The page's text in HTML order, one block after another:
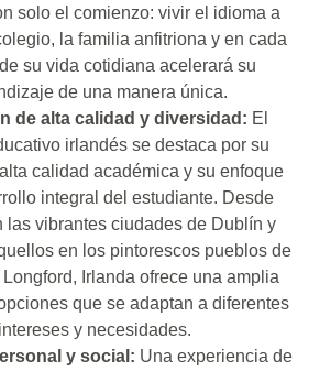
solo el comienzo: vivir el idioma a
la familia anfitriona y en cada
su vida cotidiana acelerará su
de una manera única.
de alta calidad y diversidad: El
irlandés se destaca por su
calidad académica y su enfoque
integral del estudiante. Desde
las vibrantes ciudades de Dublín y
en los pintorescos pueblos de
Longford, Irlanda ofrece una amplia
que se adaptan a diferentes
intereses y necesidades.
y social: Una experiencia de